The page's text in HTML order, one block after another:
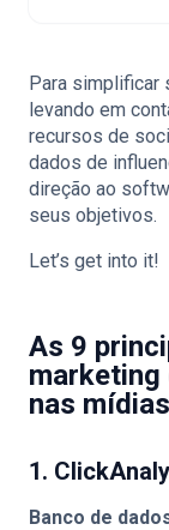
Para simplificar
levando em
recursos de
dados de
direção ao
seus objetivos.
Let’s get into it!
As 9
marketing
nas
1.
Banco de